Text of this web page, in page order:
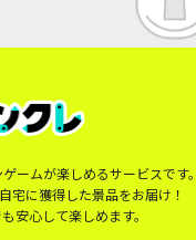
ームが楽しめるサービスです
宅に獲得した景品をお届け！
安心して楽しめます。